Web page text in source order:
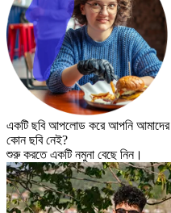
একটি ছবি আপলোড করে আপনি আমাদের
কোন ছবি নেই?
শুরু করতে একটি নমুনা বেছে নিন।